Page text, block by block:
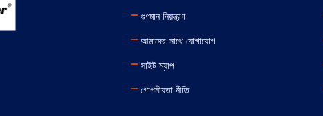
গুণমান নিয়ন্ত্রণ
আমাদের সাথে যোগাযোগ
সাইট ম্যাপ
গোপনীয়তা নীতি